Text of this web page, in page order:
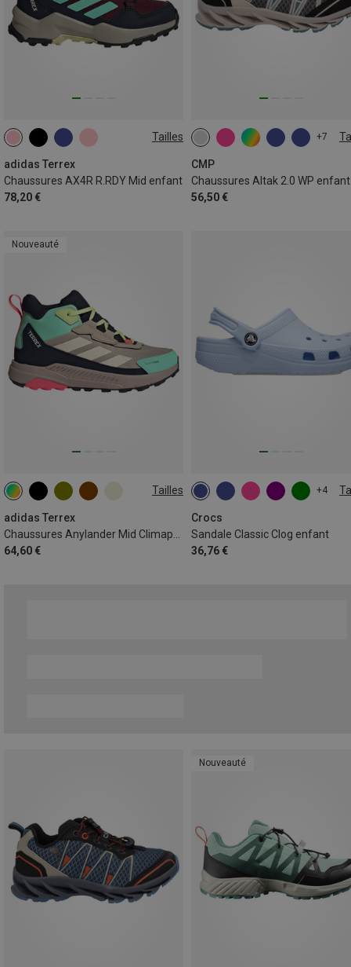
Tailles
adidas Terrex
Chaussures AX4R R.RDY Mid enfant
78,20 €
+7
CMP
Chaussures Altak 2.0 WP enfant
56,50 €
Nouveauté
Tailles
adidas Terrex
64,60 €
+4
Crocs
Sandale Classic Clog enfant
36,76 €
Nouveauté